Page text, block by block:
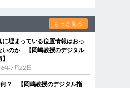
もっと見る
に埋まっている位置情報はおっ
いのか 【岡嶋教授のデジタル
年7月22日
？ 【岡嶋教授のデジタル指